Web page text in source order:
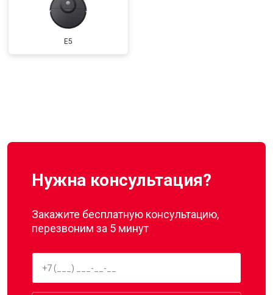
E5
Нужна консультация?
Закажите бесплатную консультацию,
перезвоним за 5 минут